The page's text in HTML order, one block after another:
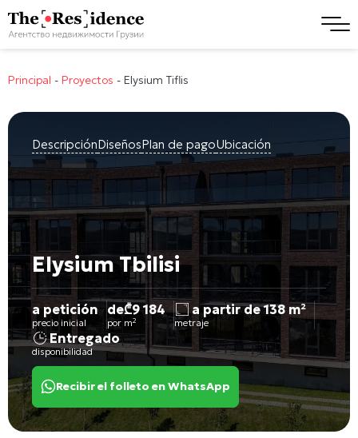
Principal - Proyectos - Elysium Tiflis
DescripciónDiseñosPlan de pagoUbicación
Elysium Tbilisi
a petición
precio inicial
de₾9 184
por m²
a partir de 138 m²
metraje
Entregado
disponibilidad
Recibir el folleto en WhatsApp